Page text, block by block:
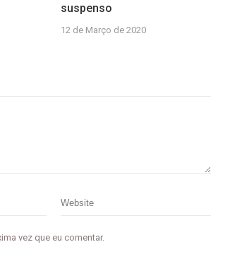
suspenso
12 de Março de 2020
vez que eu comentar.